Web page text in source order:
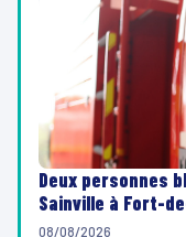
Deux personnes
Sainville à Fort-
08/08/2026